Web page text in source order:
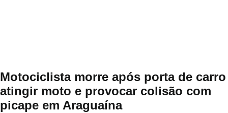
Motociclista morre após porta de carro
atingir moto e provocar colisão com
picape em Araguaína